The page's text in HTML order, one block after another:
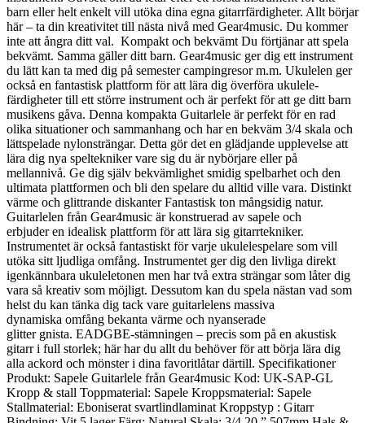
barn eller helt enkelt vill utöka dina egna gitarrfärdigheter. Allt börjar
här – ta din kreativitet till nästa nivå med Gear4music. Du kommer
inte att ångra ditt val. Kompakt och bekvämt Du förtjänar att spela
bekvämt. Samma gäller ditt barn. Gear4music ger dig ett instrument
du lätt kan ta med dig på semester campingresor m.m. Ukulelen ger
också en fantastisk plattform för att lära dig överföra ukulele-
färdigheter till ett större instrument och är perfekt för att ge ditt barn
musikens gåva. Denna kompakta Guitarlele är perfekt för en rad
olika situationer och sammanhang och har en bekväm 3/4 skala och
lättspelade nylonsträngar. Detta gör det en glädjande upplevelse att
lära dig nya speltekniker vare sig du är nybörjare eller på
mellannivå. Ge dig själv bekvämlighet smidig spelbarhet och den
ultimata plattformen och bli den spelare du alltid ville vara. Distinkt
värme och glittrande diskanter Fantastisk ton mångsidig natur.
Guitarlelen från Gear4music är konstruerad av sapele och
erbjuder en idealisk plattform för att lära sig gitarrtekniker.
Instrumentet är också fantastiskt för varje ukulelespelare som vill
utöka sitt ljudliga omfång. Instrumentet ger dig den livliga direkt
igenkännbara ukuleletonen men har två extra strängar som låter dig
vara så kreativ som möjligt. Dessutom kan du spela nästan vad som
helst du kan tänka dig tack vare guitarlelens massiva
dynamiska omfång bekanta värme och nyanserade
glitter gnista. EADGBE-stämningen – precis som på en akustisk
gitarr i full storlek; här har du allt du behöver för att börja lära dig
alla ackord och mönster i dina favoritlåtar därtill. Specifikationer
Produkt: Sapele Guitarlele från Gear4music Kod: UK-SAP-GL
Kropp & stall Toppmaterial: Sapele Kroppsmaterial: Sapele
Stallmaterial: Eboniserat svartlindlaminat Kroppstyp : Gitarr